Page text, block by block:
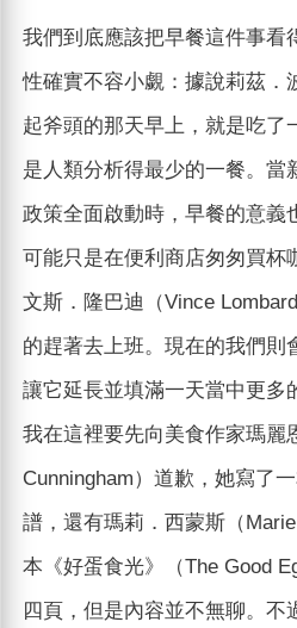
我們到底應該把早餐這件事看
性確實不容小覷：據說莉茲．
起斧頭的那天早上，就是吃了
是人類分析得最少的一餐。當
政策全面啟動時，早餐的意義
可能只是在便利商店匆匆買杯
文斯．隆巴迪（Vince
的趕著去上班。現在的我們則
讓它延長並填滿一天當中更多
我在這裡要先向美食作家瑪麗
Cunningham）道歉，她寫了
譜，還有瑪莉．西蒙斯（
本《好蛋食光》（The Good
四頁，但是內容並不無聊。不